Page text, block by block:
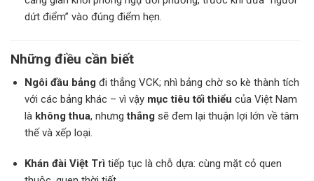
dứt điểm” vào đúng điểm hẹn.
Những điều cần biết
Ngôi đầu bảng đi thẳng VCK; nhì bảng chờ so kè thành tích
với các bảng khác – vì vậy mục tiêu tối thiểu của Việt Nam
là không thua, nhưngthắng sẽ đem lại thuận lợi lớn về tâm
thế và xếp loại.
Khán đài Việt Trì tiếp tục là chỗ dựa: cùng mặt cỏ quen